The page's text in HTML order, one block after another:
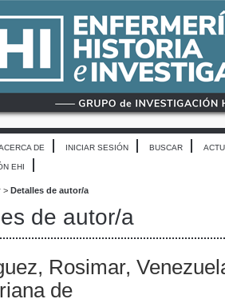
DE INICIAR SESIÓN BUSCAR
EHI
> Detalles de autor/a
de autor/a
Rosimar,
de